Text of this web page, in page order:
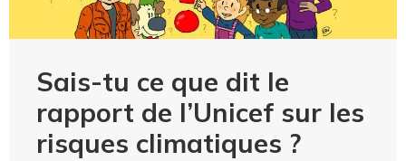
Sais-tu ce que dit le
rapport de l’Unicef sur les
risques climatiques ?